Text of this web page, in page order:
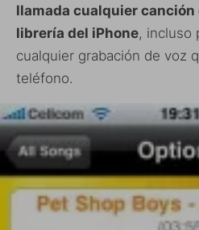
llamada cualquier canción
librería del iPhone, incluso
cualquier grabación de voz
teléfono.